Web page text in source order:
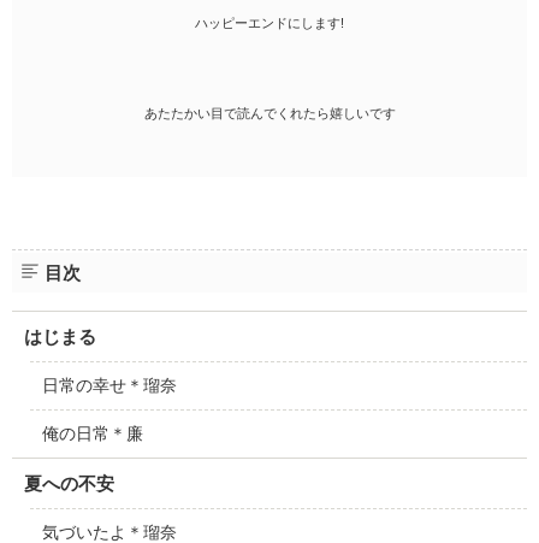
ハッピーエンドにします!
あたたかい目で読んでくれたら嬉しいです
目次
はじまる
日常の幸せ＊瑠奈
俺の日常＊廉
夏への不安
気づいたよ＊瑠奈